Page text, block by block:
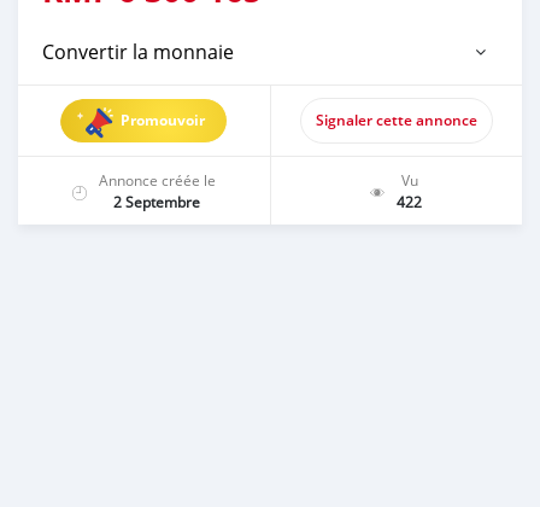
Convertir la monnaie
Promouvoir Signaler cette annonce
Annonce créée le
2 Septembre
Vu
422